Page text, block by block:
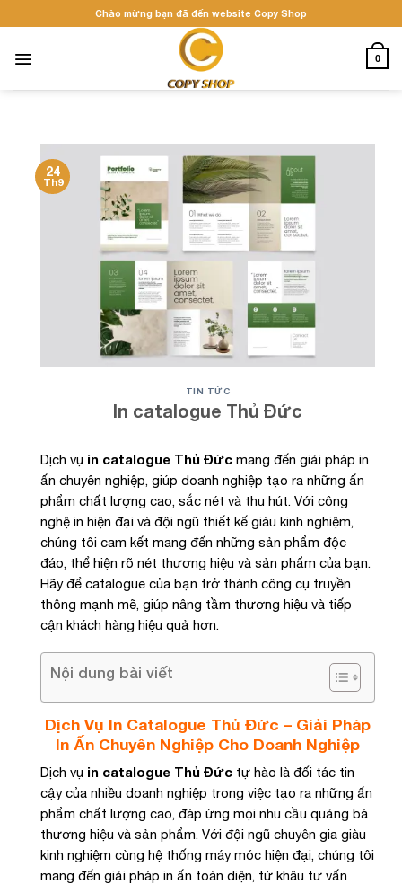
to
Chào mừng bạn đã đến website Copy Shop
0
24
Th9
TIN TỨC
In catalogue Thủ Đức
Dịch vụ in catalogue Thủ Đức mang đến giải pháp in
ấn chuyên nghiệp, giúp doanh nghiệp tạo ra những ấn
phẩm chất lượng cao, sắc nét và thu hút. Với công
nghệ in hiện đại và đội ngũ thiết kế giàu kinh nghiệm,
chúng tôi cam kết mang đến những sản phẩm độc
đáo, thể hiện rõ nét thương hiệu và sản phẩm của bạn.
Hãy để catalogue của bạn trở thành công cụ truyền
thông mạnh mẽ, giúp nâng tầm thương hiệu và tiếp
cận khách hàng hiệu quả hơn.
Nội dung bài viết
Dịch Vụ In Catalogue Thủ Đức – Giải Pháp
In Ấn Chuyên Nghiệp Cho Doanh Nghiệp
Dịch vụ in catalogue Thủ Đức tự hào là đối tác tin
cậy của nhiều doanh nghiệp trong việc tạo ra những ấn
phẩm chất lượng cao, đáp ứng mọi nhu cầu quảng bá
thương hiệu và sản phẩm. Với đội ngũ chuyên gia giàu
kinh nghiệm cùng hệ thống máy móc hiện đại, chúng tôi
mang đến giải pháp in ấn toàn diện, từ khâu tư vấn